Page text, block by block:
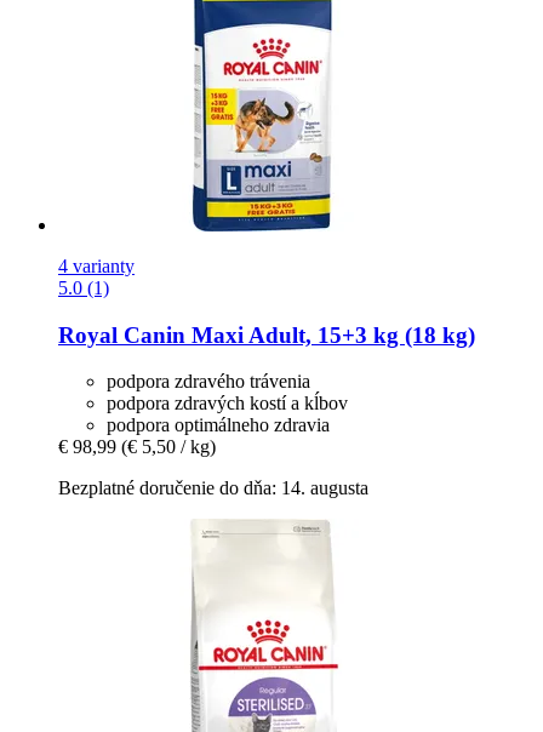
4 varianty
5.0 (1)
Royal Canin Maxi Adult, 15+3 kg (18 kg)
podpora zdravého trávenia
podpora zdravých kostí a kĺbov
podpora optimálneho zdravia
€ 98,99 (€ 5,50 / kg)
Bezplatné doručenie do dňa: 14. augusta